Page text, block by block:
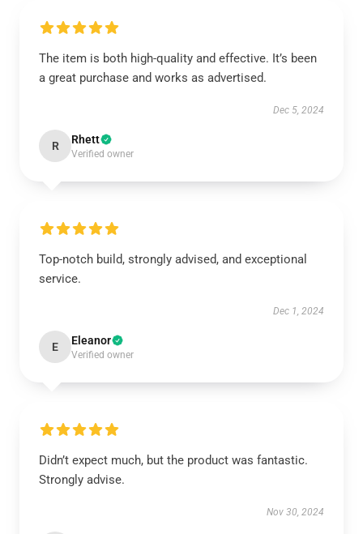
The item is both high-quality and effective. It’s been
a great purchase and works as advertised.
Dec 5, 2024
R Rhett
Verified owner
Top-notch build, strongly advised, and exceptional
service.
Dec 1, 2024
E Eleanor
Verified owner
Didn’t expect much, but the product was fantastic.
Strongly advise.
Nov 30, 2024